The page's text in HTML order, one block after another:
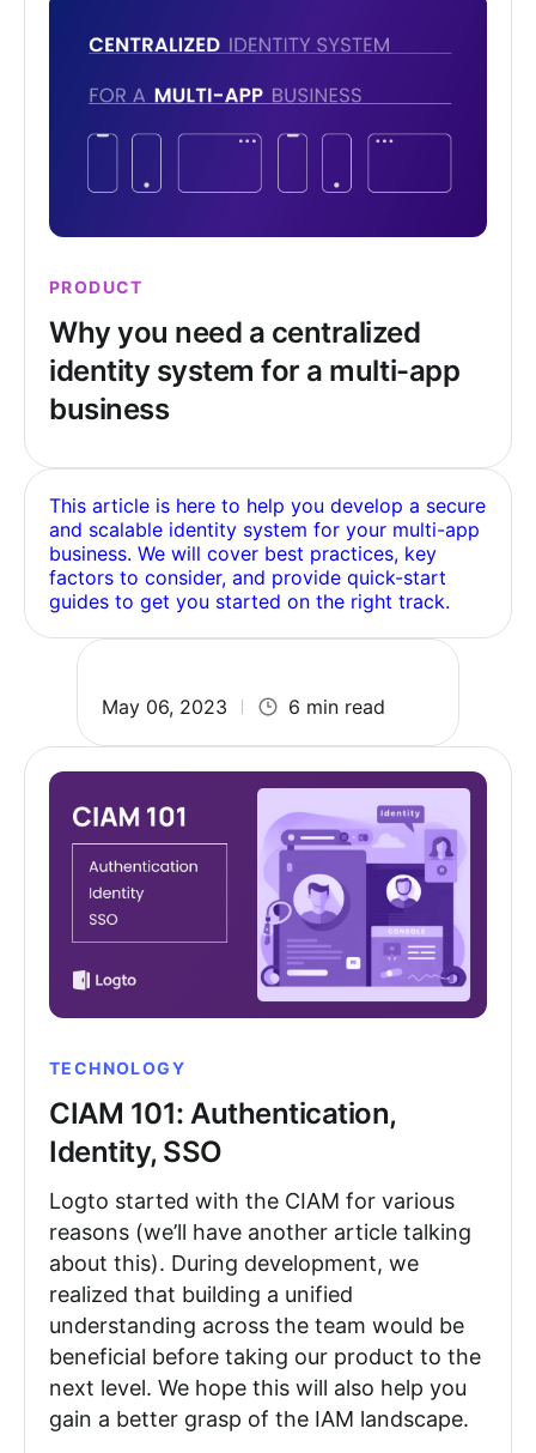
PRODUCT
Why you need a centralized
identity system for a multi-app
business
This article is here to help you develop a secure
and scalable identity system for your multi-app
business. We will cover best practices, key
factors to consider, and provide quick-start
guides to get you started on the right track.
May 06, 2023 6 min read
TECHNOLOGY
CIAM 101: Authentication,
Identity, SSO
Logto started with the CIAM for various
reasons (we’ll have another article talking
about this). During development, we
realized that building a unified
understanding across the team would be
beneficial before taking our product to the
next level. We hope this will also help you
gain a better grasp of the IAM landscape.